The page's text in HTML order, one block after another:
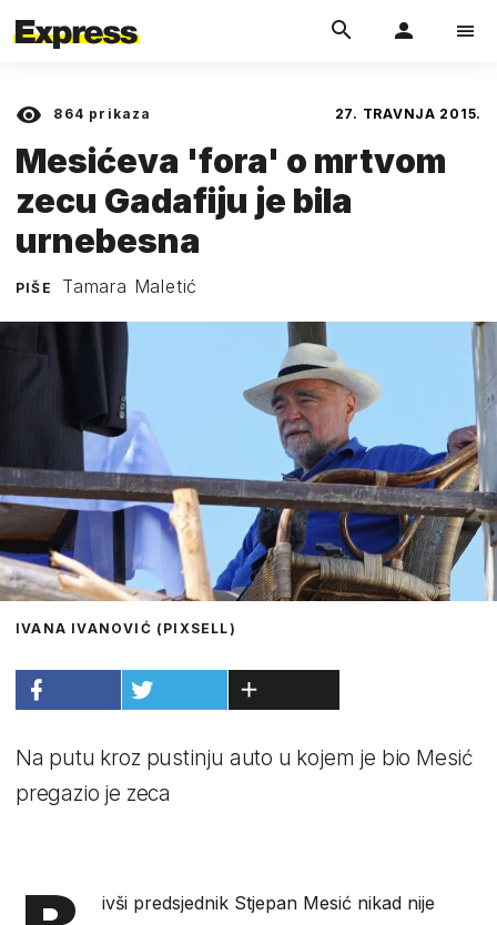
864 prikaza 27. TRAVNJA 2015.
Mesićeva 'fora' o mrtvom
zecu Gadafiju je bila
urnebesna
PIŠE Tamara Maletić
IVANA IVANOVIĆ (PIXSELL)
Na putu kroz pustinju auto u kojem je bio Mesić
pregazio je zeca
ivši predsjednik Stjepan Mesić nikad nije